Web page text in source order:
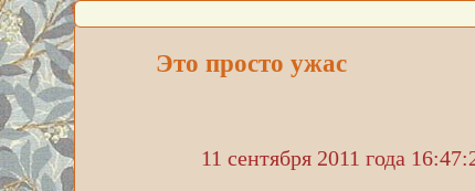
Это просто ужас
11 сентября 2011 года